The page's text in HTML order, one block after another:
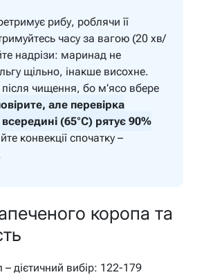
рибу, роблячи її
часу за вагою (20 хв/
надрізи: маринад не
щільно, інакше висохне.
після чищення, бо м’ясо вбере
але перевірка
(65°C) рятує 90%
конвекції спочатку –
коропа та
дієтичний вибір: 122-179